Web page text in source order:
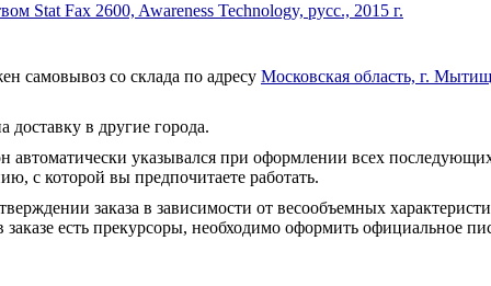
Stat Fax 2600, Awareness Technology, русс., 2015 г.
самовывоз со склада по адресу Московская область, г.
доставку в другие города.
указывался при оформлении всех
с которой вы предпочитаете работать.
заказа в зависимости от весообъемных
есть прекурсоры, необходимо оформить официальное